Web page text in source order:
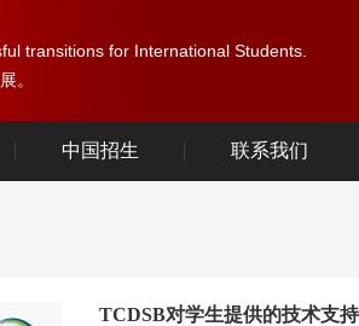
transitions for International Students.
。
中国招生 联系我们
TCDSB对学生提供的技术支持